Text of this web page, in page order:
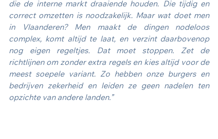
die de interne markt draaiende houden. Die tijdig en
correct omzetten is noodzakelijk. Maar wat doet men
in Vlaanderen? Men maakt de dingen nodeloos
complex, komt altijd te laat, en verzint daarbovenop
nog eigen regeltjes. Dat moet stoppen. Zet de
richtlijnen om zonder extra regels en kies altijd voor de
meest soepele variant. Zo hebben onze burgers en
bedrijven zekerheid en leiden ze geen nadelen ten
opzichte van andere landen.”